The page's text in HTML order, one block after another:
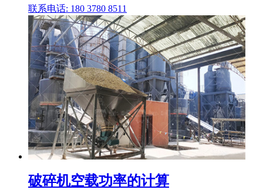
联系电话: 180 3780 8511
破碎机空载功率的计算